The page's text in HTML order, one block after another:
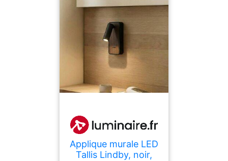
Applique murale LED
Tallis Lindby, noir,